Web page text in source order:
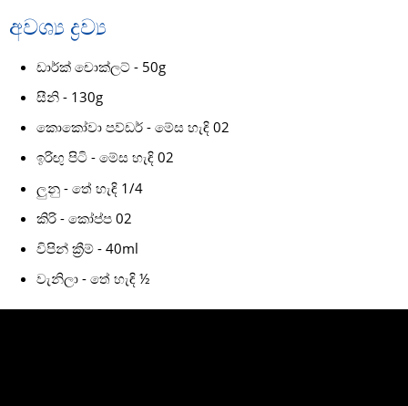
අවශ්‍ය ද්‍රව්‍ය
ඩාර්ක් චොක්ලට් - 50g
සීනි - 130g
කොකෝවා පව්ඩර් - මේස හැඳි 02
ඉරිඟු පිටි - මේස හැඳි 02
ලුනු - තේ හැඳි 1/4
කිරි - කෝප්ප 02
විපින් ක්‍රීම් - 40ml
වැනිලා - තේ හැඳි ½